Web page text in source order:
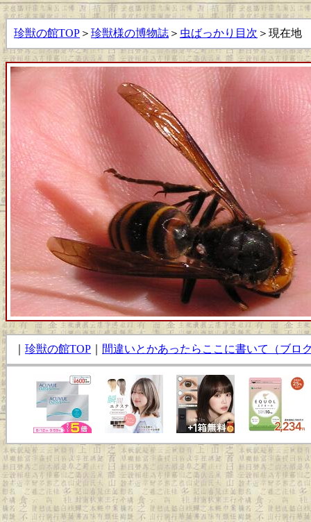
珍獣の館TOP ＞ 珍獣様の博物誌 ＞ 虫ばっかり目次 ＞現在地
珍獣の館TOP 間違いとかあったらここに書いて（ブロ